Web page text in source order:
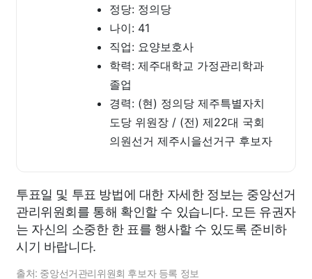
정당: 정의당
나이: 41
직업: 요양보호사
학력: 제주대학교 가정관리학과
졸업
경력: (현) 정의당 제주특별자치
도당 위원장 / (전) 제22대 국회
의원선거 제주시을선거구 후보자
투표일 및 투표 방법에 대한 자세한 정보는 중앙선거
관리위원회를 통해 확인할 수 있습니다. 모든 유권자
는 자신의 소중한 한 표를 행사할 수 있도록 준비하
시기 바랍니다.
출처: 중앙선거관리위원회 후보자 등록 정보